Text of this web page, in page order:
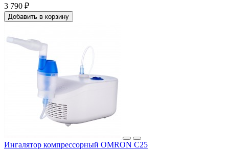
3 790 ₽
Добавить в корзину
Ингалятор компрессорный OMRON C25